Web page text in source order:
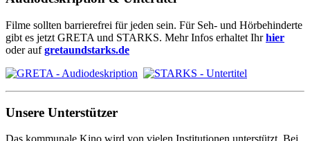
Filme sollten barrierefrei für jeden sein. Für Seh- und Hörbehinderte
gibt es jetzt GRETA und STARKS. Mehr Infos erhaltet Ihrhier
oder aufgretaundstarks.de
Unsere Unterstützer